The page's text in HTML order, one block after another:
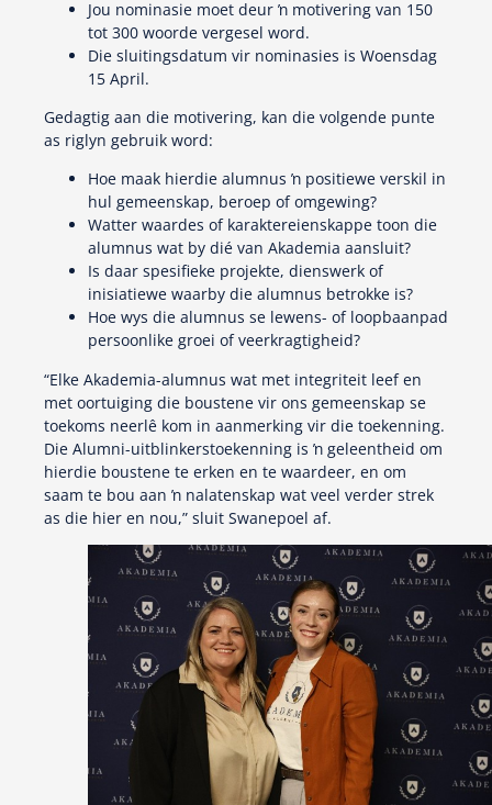
Jou nominasie moet deur ŉ motivering van 150
tot 300 woorde vergesel word.
Die sluitingsdatum vir nominasies is Woensdag
15 April.
Gedagtig aan die motivering, kan die volgende punte
as riglyn gebruik word:
Hoe maak hierdie alumnus ŉ positiewe verskil in
hul gemeenskap, beroep of omgewing?
Watter waardes of karaktereienskappe toon die
alumnus wat by dié van Akademia aansluit?
Is daar spesifieke projekte, dienswerk of
inisiatiewe waarby die alumnus betrokke is?
Hoe wys die alumnus se lewens- of loopbaanpad
persoonlike groei of veerkragtigheid?
“Elke Akademia-alumnus wat met integriteit leef en
met oortuiging die boustene vir ons gemeenskap se
toekoms neerlê kom in aanmerking vir die toekenning.
Die Alumni-uitblinkerstoekenning is ŉ geleentheid om
hierdie boustene te erken en te waardeer, en om
saam te bou aan ŉ nalatenskap wat veel verder strek
as die hier en nou,” sluit Swanepoel af.